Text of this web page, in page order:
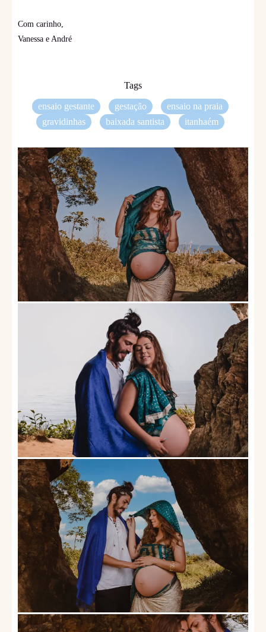
Com carinho,
Vanessa e André
Tags
ensaio gestante gestação
ensaio na praia
gravidinhas
baixada santista itanhaém